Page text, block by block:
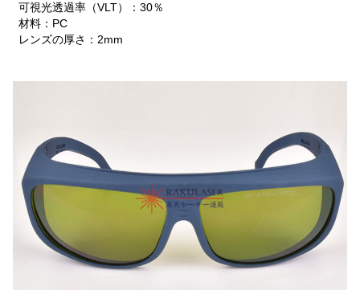
可視光透過率（VLT）：30％
材料：PC
レンズの厚さ：2mm